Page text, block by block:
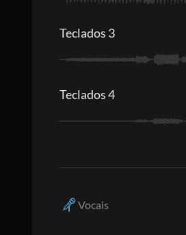
Teclados 3
Teclados 4
Vocais